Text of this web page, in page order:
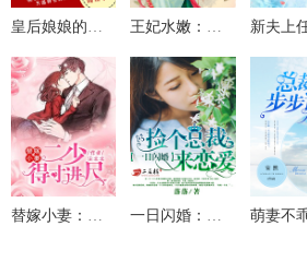
替嫁小妻：二少，得寸进尺 一日闪婚：捡个总裁来恋爱